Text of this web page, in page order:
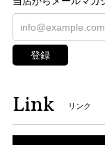
登録
Link リンク